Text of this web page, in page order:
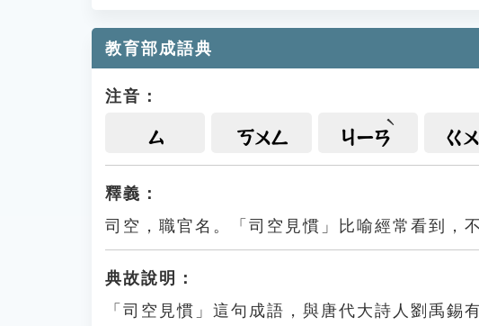
教育部成語典
注音：
ㄙ ㄎㄨㄥ ㄐㄧㄢ ㄍ
釋義：
司空，職官名。「司空見慣」比喻經常看到，
典故說明：
「司空見慣」這句成語，與唐代大詩人劉禹